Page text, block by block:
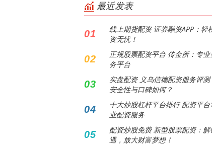
最近发表
01
线上期货配资 证券融资APP：轻
资无忧！
02
正规股票配资平台 传金所：专
务平台
03
实盘配资 义乌信德配资服务评测
安全性与口碑如何？
04
十大炒股杠杆平台排行 配资平
业配资服务
05
配资炒股免费 新型股票配资：
遇，放大财富梦想！